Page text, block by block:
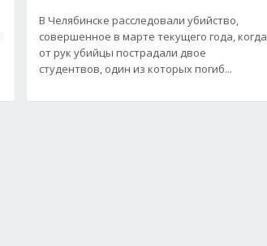
В Челябинске расследовали убийство,
совершенное в марте текущего года, когда
от рук убийцы пострадали двое
студентвов, один из которых погиб...